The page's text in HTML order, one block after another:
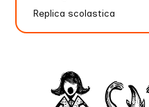
Replica scolastica